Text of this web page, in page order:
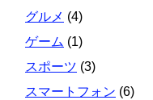
グルメ (4)
ゲーム (1)
スポーツ (3)
スマートフォン (6)